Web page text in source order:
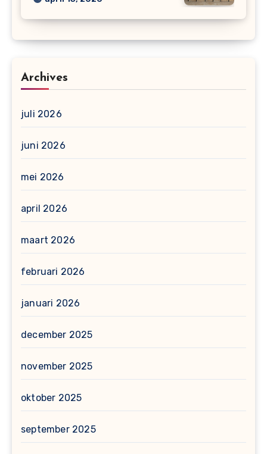
Archives
juli 2026
juni 2026
mei 2026
april 2026
maart 2026
februari 2026
januari 2026
december 2025
november 2025
oktober 2025
september 2025